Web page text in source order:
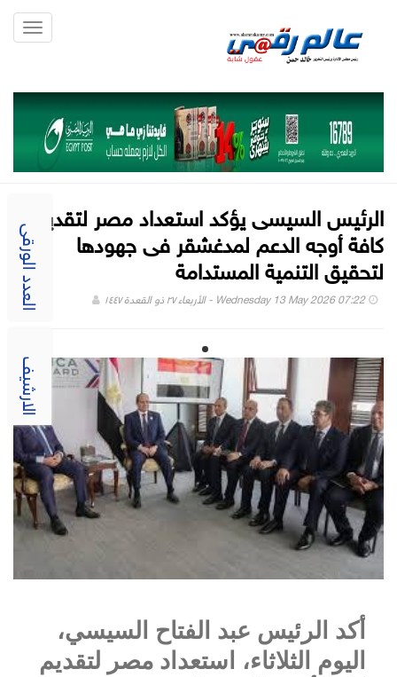
العدد الورقى
الارشيف
الرئيس السيسى يؤكد استعداد مصر لتقديم
كافة أوجه الدعم لمدغشقر فى جهودها
لتحقيق التنمية المستدامة
Wednesday 13 May 2026 07:22 - الأربعاء ٢٧ ذو القعدة ١٤٤٧
أكد الرئيس عبد الفتاح السيسي،
اليوم الثلاثاء، استعداد مصر لتقديم